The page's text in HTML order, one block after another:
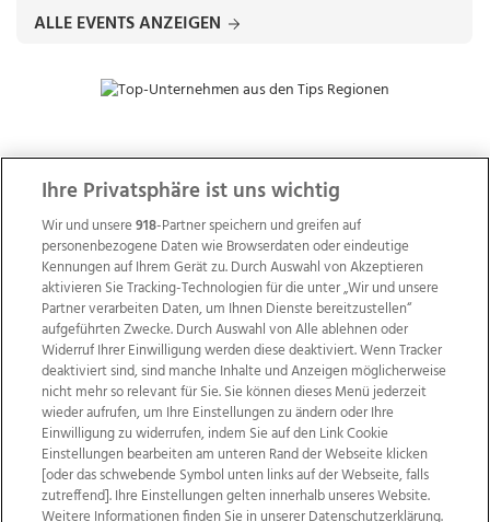
ALLE EVENTS ANZEIGEN
ZUR NACHRICHTENÜBERSICHT
Wir über uns Mediadaten Kontakt
Jobs
Datenschutz
Impressum
AGB Anzeigekunden
Ihre Privatsphäre ist uns wichtig
Wir und unsere918-Partner speichern und greifen auf
personenbezogene Daten wie Browserdaten oder eindeutige
Kennungen auf Ihrem Gerät zu. Durch Auswahl von Akzeptieren
aktivieren Sie Tracking-Technologien für die unter „Wir und unsere
Partner verarbeiten Daten, um Ihnen Dienste bereitzustellen“
aufgeführten Zwecke. Durch Auswahl von Alle ablehnen oder
Widerruf Ihrer Einwilligung werden diese deaktiviert. Wenn Tracker
deaktiviert sind, sind manche Inhalte und Anzeigen möglicherweise
nicht mehr so relevant für Sie. Sie können dieses Menü jederzeit
wieder aufrufen, um Ihre Einstellungen zu ändern oder Ihre
Einwilligung zu widerrufen, indem Sie auf den Link Cookie
Einstellungen bearbeiten am unteren Rand der Webseite klicken
[oder das schwebende Symbol unten links auf der Webseite, falls
zutreffend]. Ihre Einstellungen gelten innerhalb unseres Website.
Weitere Informationen finden Sie in unserer Datenschutzerklärung.